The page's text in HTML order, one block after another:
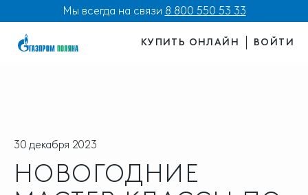
Мы всегда на связи 8 800 550 53 33
КУПИТЬ ОНЛАЙН ВОЙТИ
30 декабря 2023
НОВОГОДНИЕ